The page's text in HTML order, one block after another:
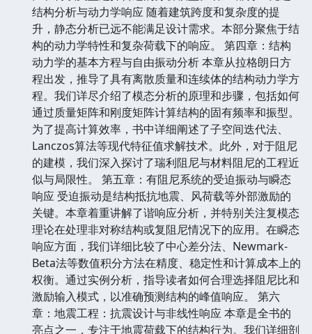
结构分析与动力学响应 随着建筑跨度和复杂度的提
升，静态分析已远不能满足设计需求。本部分聚焦于结
构的动力学特性和复杂荷载下的响应。 第四章：结构
动力学的基本方程与自由振动分析 本章从拉格朗日方
程出发，推导了具有离散质量和连续体的结构动力学方
程。我们详尽介绍了模态分析的原理和步骤，包括如何
通过质量矩阵和刚度矩阵计算结构的固有频率和振型。
为了提高计算效率，书中详细阐述了子空间迭代法、
Lanczos算法等现代特征值求解技术。此外，对于阻尼
的建模，我们深入探讨了瑞利阻尼与材料阻尼的工程近
似与局限性。 第五章：有阻尼系统的受迫振动与瞬态
响应 受迫振动是结构抵抗地震、风荷载等外部激励的
关键。本章着重讲解了谐响应分析，并特别关注复模态
理论在处理非对称结构或复阻尼情况下的应用。在瞬态
响应方面，我们详细比较了中心差分法、Newmark-
Beta法等数值积分方法在精度、稳定性和计算成本上的
权衡。通过实例分析，指导读者如何合理选择阻尼比和
激励输入模式，以准确预测结构的峰值响应。 第六
章：地震工程：抗震设计与非线性响应 本章是全书的
亮点之一，专注于地震荷载下的结构行为。我们详细剖